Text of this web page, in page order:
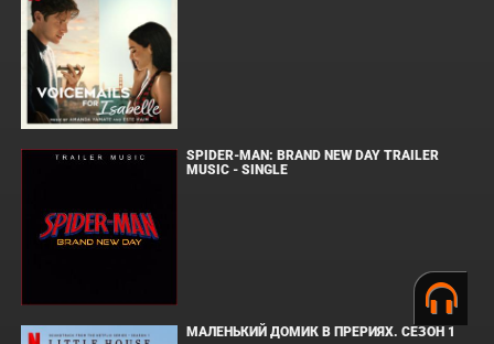
SPIDER-MAN: BRAND NEW DAY TRAILER
MUSIC - SINGLE
МАЛЕНЬКИЙ ДОМИК В ПРЕРИЯХ. СЕЗОН 1